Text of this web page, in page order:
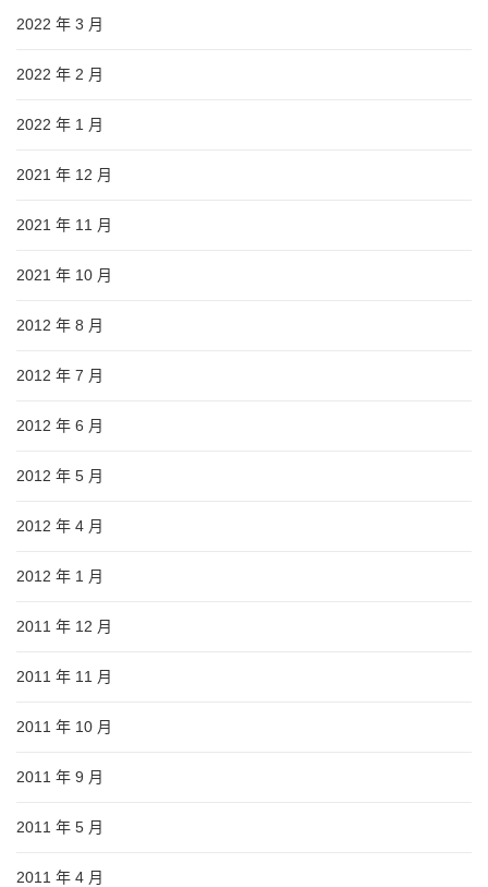
2022 年 3 月
2022 年 2 月
2022 年 1 月
2021 年 12 月
2021 年 11 月
2021 年 10 月
2012 年 8 月
2012 年 7 月
2012 年 6 月
2012 年 5 月
2012 年 4 月
2012 年 1 月
2011 年 12 月
2011 年 11 月
2011 年 10 月
2011 年 9 月
2011 年 5 月
2011 年 4 月